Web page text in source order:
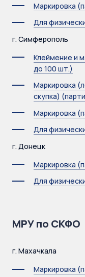
Маркировка
Для
г. Симферополь
Клеймение и
до 100 шт.)
Маркировка
скупка)
Маркировка
Для
г. Донецк
Маркировка
Для
МРУ по СКФО
г. Махачкала
Маркировка